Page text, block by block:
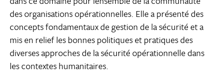
des organisations opérationnelles. Elle a présenté des
concepts fondamentaux de gestion de la sécurité et a
mis en relief les bonnes politiques et pratiques des
diverses approches de la sécurité opérationnelle dans
les contextes humanitaires.